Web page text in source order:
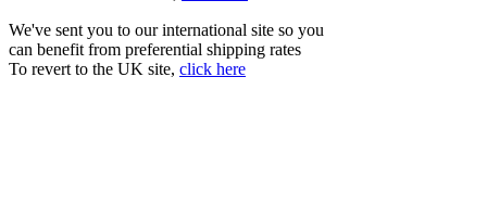
We've sent you to our international site so you
can benefit from preferential shipping rates
To revert to the UK site, click here